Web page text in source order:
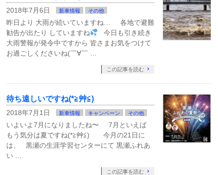
2018年7月6日 新車情報 その他
昨日より 大雨が続いていますね… 各地で避難
勧告が出たり していますね
今日も引き続き
大雨警報が発令中ですから 皆さまお気をつけて
お過ごしくださいね(￣∀￣ …
この記事を読む
待ち遠しいですね(*≧艸≦)
2018年7月1日 新車情報 キャンペーン その他
いよいよ7月になりましたね〜 7月といえば
もう気分は夏ですね(*≧艸≦) 今月の21日に
は、 黒瀬の生涯学習センターにて 黒瀬ふれあ
い …
この記事を読む